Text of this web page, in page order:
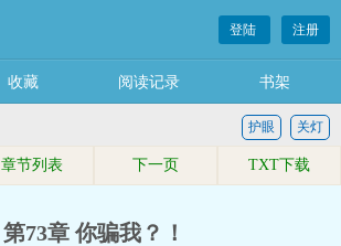
登陆 注册
收藏 阅读记录 书架
关灯
护眼
章节列表 下一页 TXT下载
第73章 你骗我？！